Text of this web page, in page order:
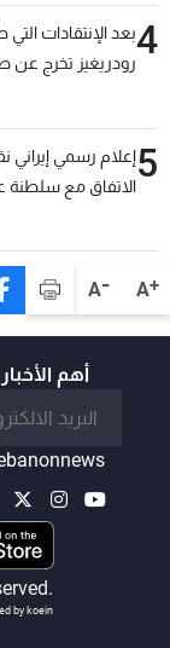
A+
A-
4بعد الإنتقادات
رودريغيز تخرج عن
5إعلام رسمي
الاتفاق مع
أهم
by koein